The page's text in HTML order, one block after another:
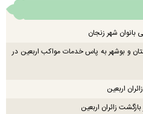
شهر زنجان
و بوشهر به پاس خدمات مواکب اربعین در
اربعین
زائران اربعین